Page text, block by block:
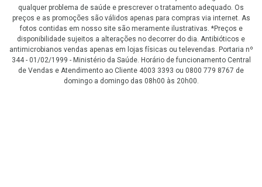
qualquer problema de saúde e prescrever o tratamento adequado. Os
preços e as promoções são válidos apenas para compras via internet. As
fotos contidas em nosso site são meramente ilustrativas. *Preços e
disponibilidade sujeitos a alterações no decorrer do dia. Antibióticos e
antimicrobianos vendas apenas em lojas físicas ou televendas. Portaria nº
344 - 01/02/1999 - Ministério da Saúde. Horário de funcionamento Central
de Vendas e Atendimento ao Cliente 4003 3393 ou 0800 779 8767 de
domingo a domingo das 08h00 às 20h00.